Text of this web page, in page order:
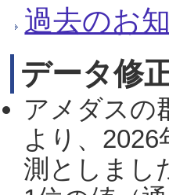
過去のお
データ修
アメダスの
より、
測としまし